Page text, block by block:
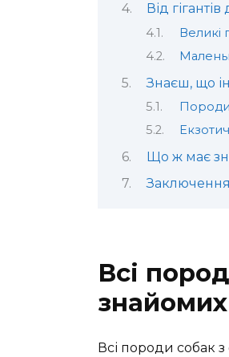
Від
Великі
Знаєш, що
Породи
Що ж має
Заключення
Всі
Всі породи собак